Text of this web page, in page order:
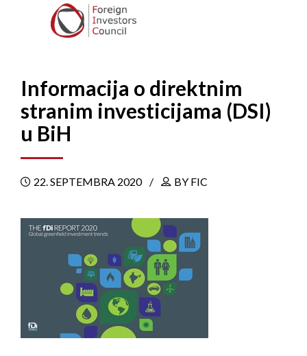
Informacija o direktnim
stranim investicijama (DSI)
u BiH
22. SEPTEMBRA 2020 BY FIC